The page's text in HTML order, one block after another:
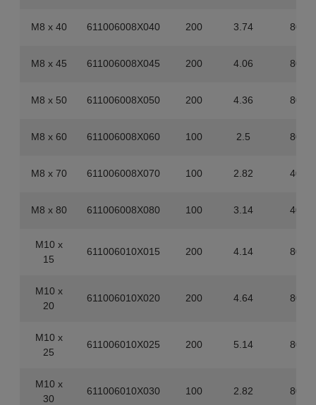
M8 x 40 611006008X040 200 3.74 800
M8 x 45 611006008X045 200 4.06 800
M8 x 50 611006008X050 200 4.36 800
M8 x 60 611006008X060 100 2.5 800
M8 x 70 611006008X070 100 2.82 400
M8 x 80 611006008X080 100 3.14 400
M10 x
15
611006010X015 200 4.14 800
M10 x
20
611006010X020 200 4.64 800
M10 x
25
611006010X025 200 5.14 800
M10 x
30
611006010X030 100 2.82 800